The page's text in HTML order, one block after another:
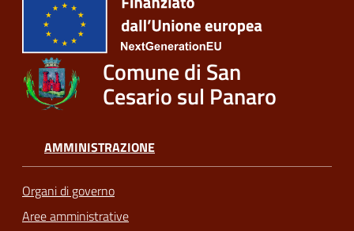
Comune di San
Cesario sul Panaro
AMMINISTRAZIONE
Organi di governo
Aree amministrative